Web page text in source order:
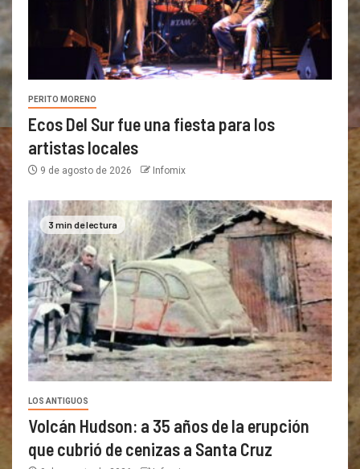
PERITO MORENO
Ecos Del Sur fue una fiesta para los
artistas locales
9 de agosto de 2026 Infomix
3 min de lectura
LOS ANTIGUOS
Volcán Hudson: a 35 años de la erupción
que cubrió de cenizas a Santa Cruz